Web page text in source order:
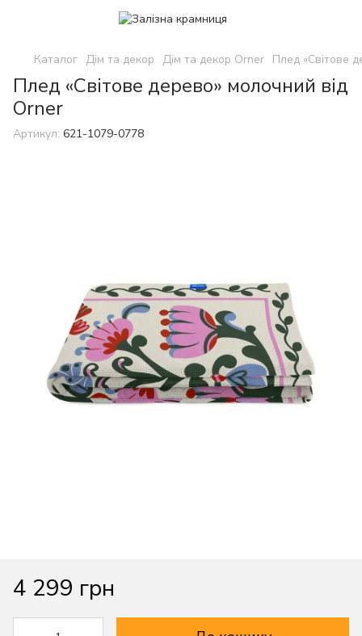
Каталог Дім та декор Дім та декор Orner Плед «Світове
Плед «Світове дерево» молочний від
Orner
Артикул: 621-1079-0778
4 299 грн